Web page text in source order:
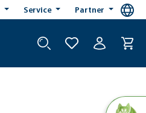
Service Partner